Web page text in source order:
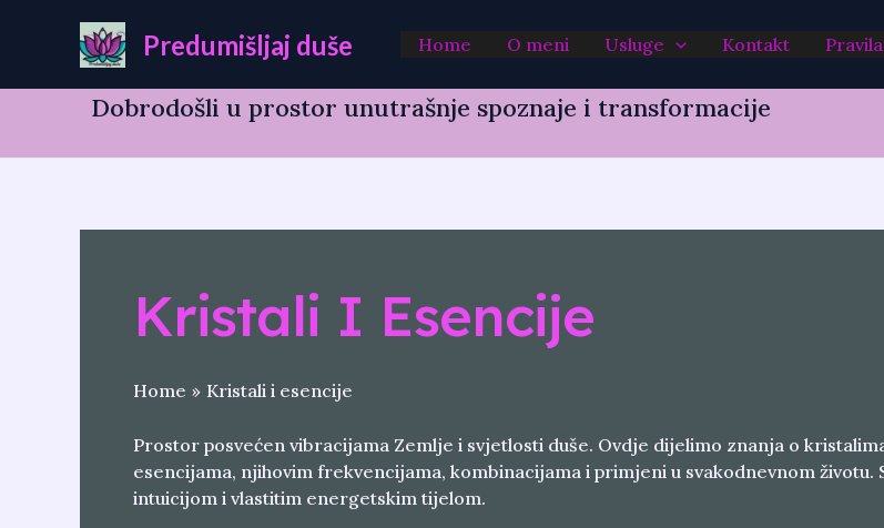
Predumišljaj duše Home O meni Usluge Kontakt
Dobrodošli u prostor unutrašnje spoznaje i transformacije
Kristali I Esencije
Home Kristali i esencije
Prostor posvećen vibracijama Zemlje i svjetlosti duše. Ovdje dijelimo znanja o
esencijama, njihovim frekvencijama, kombinacijama i primjeni u svakodnevnom
intuicijom i vlastitim energetskim tijelom.